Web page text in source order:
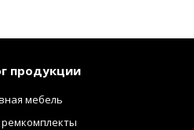
продукции
мебель